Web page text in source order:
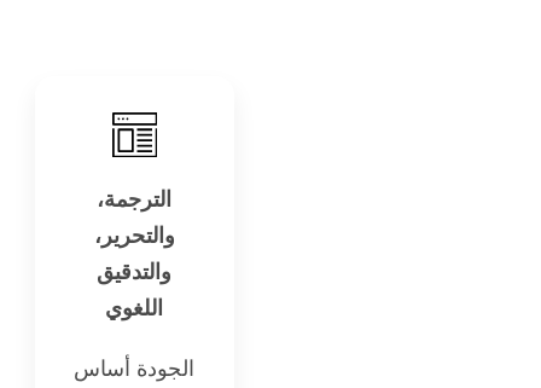
الترجمة،
والتحرير،
والتدقيق
اللغوي
الجودة أساس